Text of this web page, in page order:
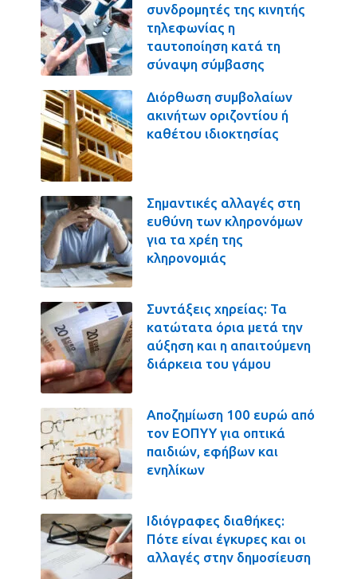
συνδρομητές της κινητής
τηλεφωνίας η
ταυτοποίηση κατά τη
σύναψη σύμβασης
Διόρθωση συμβολαίων
ακινήτων οριζοντίου ή
καθέτου ιδιοκτησίας
Σημαντικές αλλαγές στη
ευθύνη των κληρονόμων
για τα χρέη της
κληρονομιάς
Συντάξεις χηρείας: Τα
κατώτατα όρια μετά την
αύξηση και η απαιτούμενη
διάρκεια του γάμου
Αποζημίωση 100 ευρώ από
τον ΕΟΠΥΥ για οπτικά
παιδιών, εφήβων και
ενηλίκων
Ιδιόγραφες διαθήκες:
Πότε είναι έγκυρες και οι
αλλαγές στην δημοσίευση